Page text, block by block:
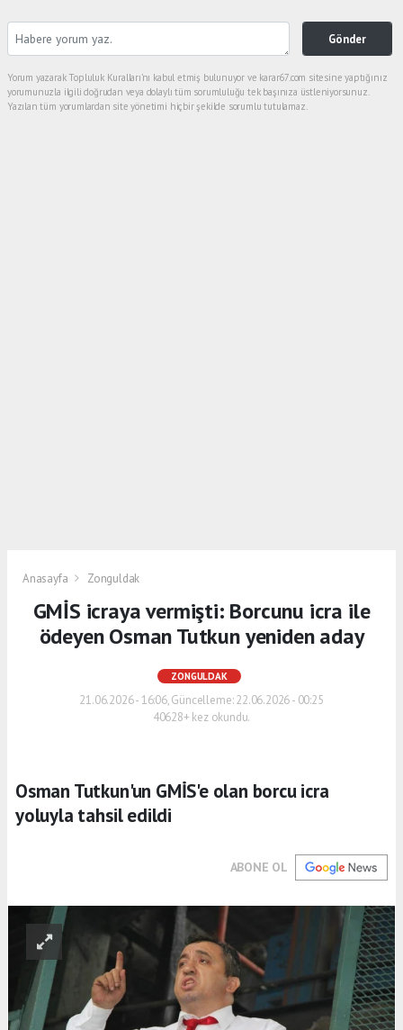
Gönder
Yorum yazarak Topluluk Kuralları’nı kabul etmiş bulunuyor ve karar67.com sitesine yaptığınız
yorumunuzla ilgili doğrudan veya dolaylı tüm sorumluluğu tek başınıza üstleniyorsunuz.
Yazılan tüm yorumlardan site yönetimi hiçbir şekilde sorumlu tutulamaz.
Anasayfa Zonguldak
GMİS icraya vermişti: Borcunu icra ile
ödeyen Osman Tutkun yeniden aday
ZONGULDAK
21.06.2026 - 16:06, Güncelleme: 22.06.2026 - 00:25
40628+ kez okundu.
Osman Tutkun'un GMİS'e olan borcu icra
yoluyla tahsil edildi
ABONE OL